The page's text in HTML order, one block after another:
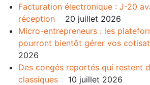
Facturation électronique : J-20
réception
20 juillet 2026
Micro-entrepreneurs : les
pourront bientôt gérer vos
2026
Des congés reportés qui restent
classiques
10 juillet 2026